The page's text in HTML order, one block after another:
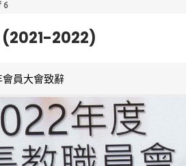
6
(2021-2022)
員大會致辭